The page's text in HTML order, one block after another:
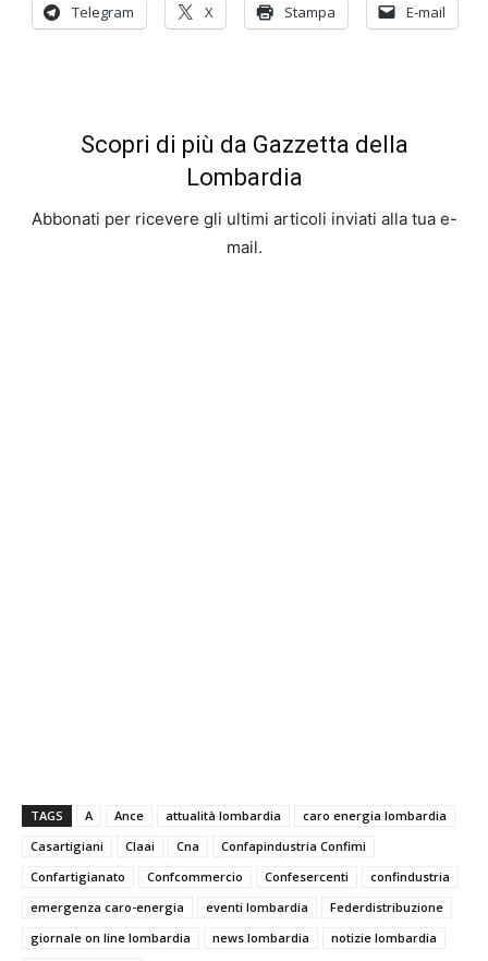
Telegram X Stampa E-mail
Scopri di più da Gazzetta della
Lombardia
Abbonati per ricevere gli ultimi articoli inviati alla tua e-
mail.
TAGS A Ance attualità lombardia
caro energia lombardia
Casartigiani
Claai Cna
Confapindustria Confimi
Confartigianato
Confcommercio Confesercenti
confindustria
emergenza caro-energia
eventi lombardia
Federdistribuzione
giornale on line lombardia
news lombardia
notizie lombardia